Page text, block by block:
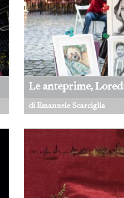
Le anteprime,
di Emanuele Scarciglia